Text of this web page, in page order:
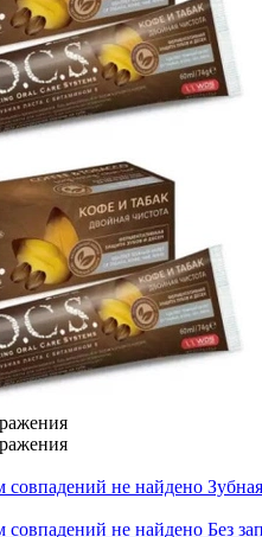
не найдено
не найдено Без